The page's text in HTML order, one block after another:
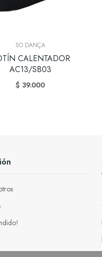
SO DANÇA
CALENTADOR
AC13/SB03
$ 39.000